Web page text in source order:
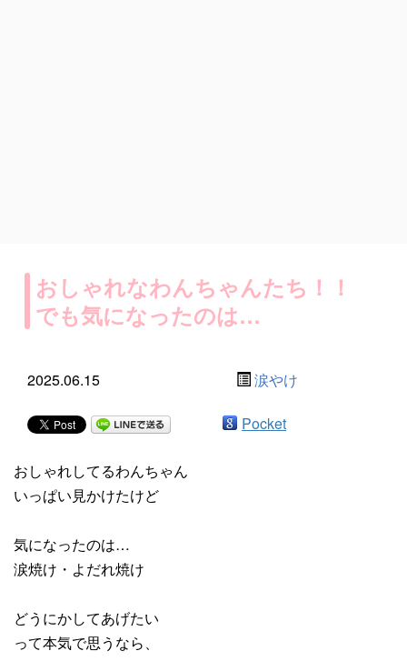
おしゃれなわんちゃんたち！！
でも気になったのは…
2025.06.15 涙やけ
Pocket
おしゃれしてるわんちゃん
いっぱい見かけたけど
気になったのは…
涙焼け・よだれ焼け
どうにかしてあげたい
って本気で思うなら、